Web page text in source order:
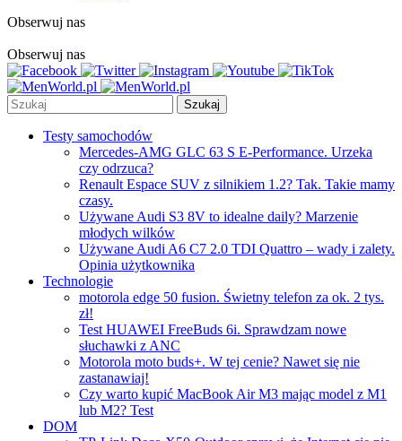
Obserwuj nas
Obserwuj nas
Szukaj
Testy samochodów
Mercedes-AMG GLC 63 S E-Performance. Urzeka
czy odrzuca?
Renault Espace SUV z silnikiem 1.2? Tak. Takie mamy
czasy.
Używane Audi S3 8V to idealne daily? Marzenie
młodych wilków
Używane Audi A6 C7 2.0 TDI Quattro – wady i zalety.
Opinia użytkownika
Technologie
motorola edge 50 fusion. Świetny telefon za ok. 2 tys.
zł!
Test HUAWEI FreeBuds 6i. Sprawdzam nowe
słuchawki z ANC
Motorola moto buds+. W tej cenie? Nawet się nie
zastanawiaj!
Czy warto kupić MacBook Air M3 mając model z M1
lub M2? Test
DOM